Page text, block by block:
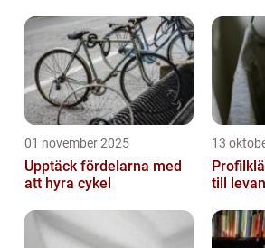
01 november 2025
Upptäck fördelarna med
att hyra cykel
13
till